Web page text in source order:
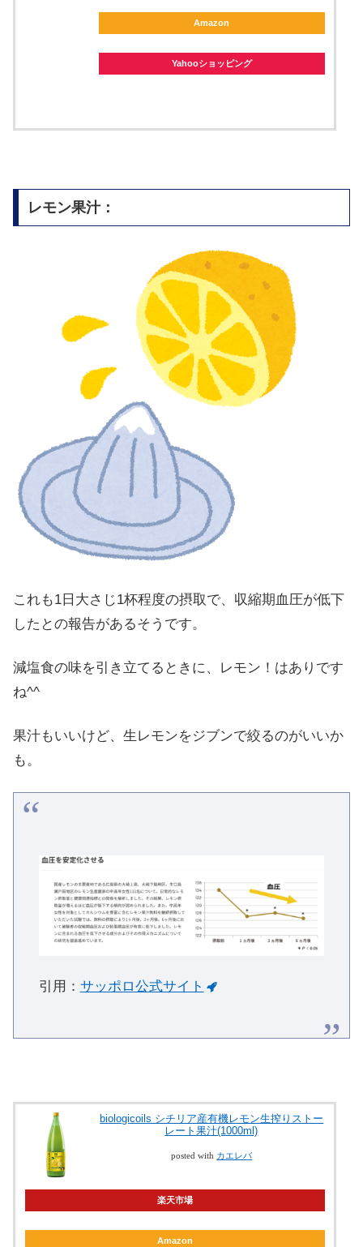
Amazon
Yahooショッピング
レモン果汁：
これも1日大さじ1杯程度の摂取で、収縮期血圧が低下
したとの報告があるそうです。
減塩食の味を引き立てるときに、レモン！はありです
ね^^
果汁もいいけど、生レモンをジブンで絞るのがいいか
も。
引用： サッポロ公式サイト
biologicoils シチリア産有機レモン生搾りストー
レート果汁(1000ml)
posted with カエレバ
楽天市場
Amazon